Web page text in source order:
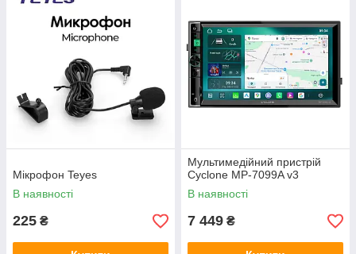
Перехідні рамки Kia
Перехідні рамки Mazda
Перехідні рамки Skoda
Перехідні рамки Jeep
Перехідні рамки Acura
Мікрофон Teyes
В наявності
225 ₴
Мультимедійний пристрій
Cyclone MP-7099A v3
В наявності
7 449 ₴